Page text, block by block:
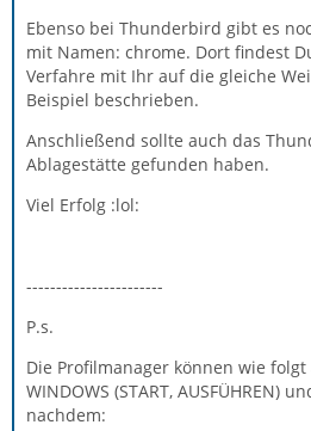
Ebenso bei Thunderbird gibt es
mit Namen: chrome. Dort findest
Verfahre mit Ihr auf die gleiche
Beispiel beschrieben.
Anschließend sollte auch das
Ablagestätte gefunden haben.
Viel Erfolg :lol:
-----------------------
P.s.
Die Profilmanager können wie
WINDOWS (START, AUSFÜHREN)
nachdem: